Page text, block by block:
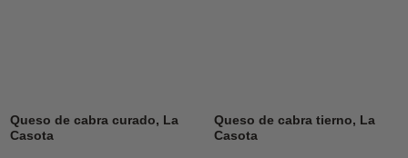
Queso de cabra curado, La
Casota
Queso de cabra tierno, La
Casota